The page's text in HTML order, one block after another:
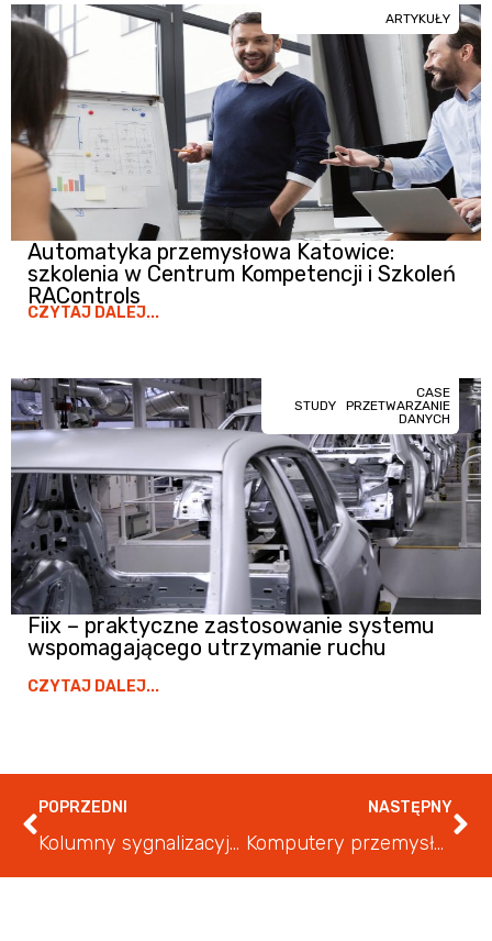
Automatyka przemysłowa Katowice:
szkolenia w Centrum Kompetencji i Szkoleń
RAControls
ARTYKUŁY
CZYTAJ DALEJ...
Fiix – praktyczne zastosowanie systemu
wspomagającego utrzymanie ruchu
CASE
STUDY
PRZETWARZANIE
DANYCH
CZYTAJ DALEJ...
POPRZEDNI
Kolumny sygnalizacyjne Control Tower™ serii 856T
NASTĘPNY
Komputery przemysłowe ASEM 6300 – możliwości i korzyści dla przedsiębiorstwa